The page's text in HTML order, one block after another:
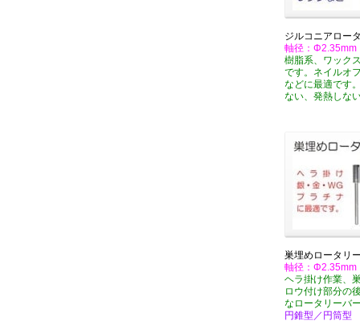
ジルコニアロー
軸径：Φ2.35mm
樹脂系、ワック
です。ネイルオ
などに最適です
ない、発熱しな
巣埋めロータリ
軸径：Φ2.35mm
ヘラ掛け作業、
ロウ付け部分の
なロータリーバ
円錐型／円筒型